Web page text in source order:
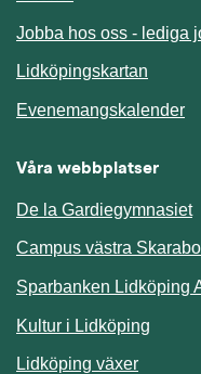
Jobba hos oss - lediga
Lidköpingskartan
Evenemangskalender
Våra webbplatser
De la Gardiegymnasiet
Campus västra
Sparbanken Lidköping
Kultur i Lidköping
Lidköping växer